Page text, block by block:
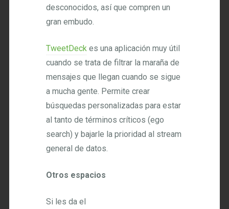
desconocidos, así que compren un
gran embudo.
TweetDeck es una aplicación muy útil
cuando se trata de filtrar la maraña de
mensajes que llegan cuando se sigue
a mucha gente. Permite crear
búsquedas personalizadas para estar
al tanto de términos críticos (ego
search) y bajarle la prioridad al stream
general de datos.
Otros espacios
Si les da el